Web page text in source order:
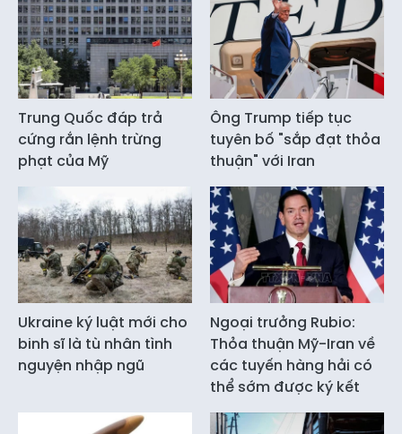
Trung Quốc đáp trả
cứng rắn lệnh trừng
phạt của Mỹ
Ông Trump tiếp tục
tuyên bố "sắp đạt thỏa
thuận" với Iran
Ukraine ký luật mới cho
binh sĩ là tù nhân tình
nguyện nhập ngũ
Ngoại trưởng Rubio:
Thỏa thuận Mỹ-Iran về
các tuyến hàng hải có
thể sớm được ký kết